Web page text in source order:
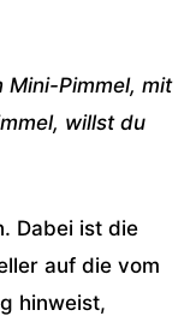
Mini-Pimmel, mit
willst du
Dabei ist die
auf die vom
hinweist,